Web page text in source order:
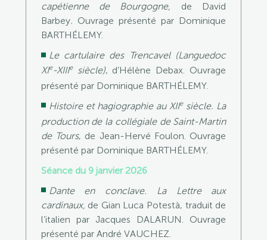
capétienne de Bourgogne, de David
Barbey. Ouvrage présenté par Dominique
BARTHÉLEMY.
Le cartulaire des Trencavel (Languedoc
XIe-XIIIesiècle), d’Hélène Debax. Ouvrage
présenté par Dominique BARTHÉLEMY.
Histoire et hagiographie au XIIesiècle. La
production de la collégiale de Saint-Martin
de Tours, de Jean-Hervé Foulon. Ouvrage
présenté par Dominique BARTHÉLEMY.
Séance du 9 janvier 2026
Dante en conclave. La Lettre aux
cardinaux, de Gian Luca Potestà, traduit de
l’italien par Jacques DALARUN.
Ouvrage
présenté par André VAUCHEZ.